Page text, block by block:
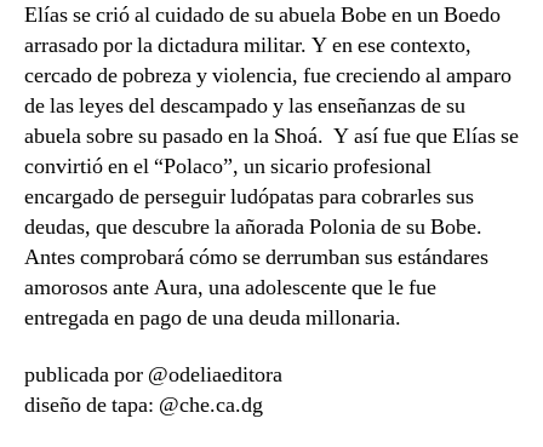
Elías se crió al cuidado de su abuela Bobe en un Boedo
arrasado por la dictadura militar. Y en ese contexto,
cercado de pobreza y violencia, fue creciendo al amparo
de las leyes del descampado y las enseñanzas de su
abuela sobre su pasado en la Shoá. Y así fue que Elías se
convirtió en el “Polaco”, un sicario profesional
encargado de perseguir ludópatas para cobrarles sus
deudas, que descubre la añorada Polonia de su Bobe.
Antes comprobará cómo se derrumban sus estándares
amorosos ante Aura, una adolescente que le fue
entregada en pago de una deuda millonaria.
publicada por @odeliaeditora
diseño de tapa: @che.ca.dg